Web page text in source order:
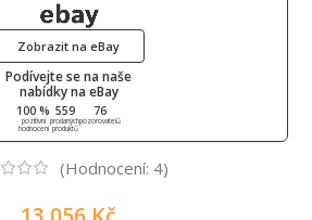
Podívejte se na naše
nabídky na eBay
100 %
pozitivní
hodnocení
559
prodaných
produktů
76
pozorovatelů
Zobrazit na eBay
(Hodnocení: 4)